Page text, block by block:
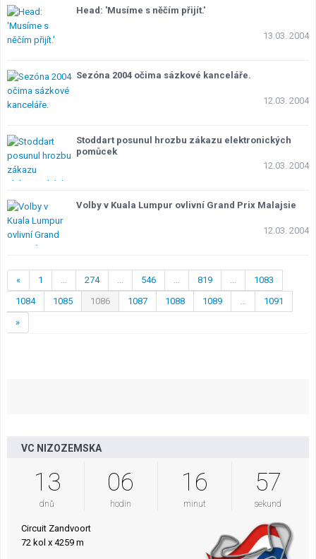
Head: 'Musíme s něčím přijít.'
13.03. 2004
Sezóna 2004 očima sázkové kanceláře.
12.03. 2004
Stoddart posunul hrozbu zákazu elektronických
pomůcek
12.03. 2004
Volby v Kuala Lumpur ovlivní Grand Prix Malajsie
12.03. 2004
« 1 … 274 … 546 … 819 …
1083
1084
1085 1086 1087 1088 1089 …
1091
»
VC NIZOZEMSKA
13
dnů
06
hodin
16
minut
57
sekund
Circuit Zandvoort
72 kol x 4259 m